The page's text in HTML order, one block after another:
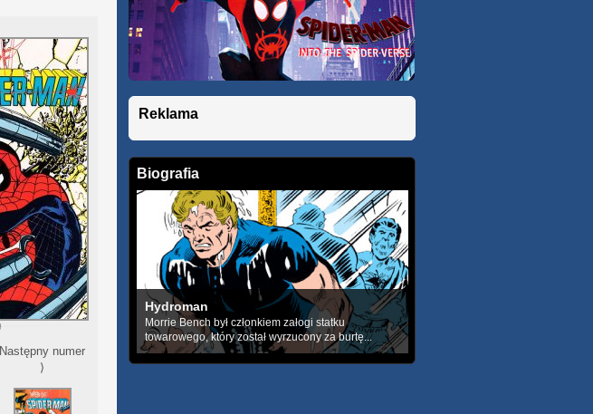
Następny numer
⟩
Reklama
Biografia
Hydroman
Morrie Bench był członkiem załogi statku
towarowego, który został wyrzucony za burtę...